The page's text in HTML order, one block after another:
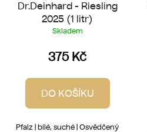
Dr.Deinhard - Riesling
2025 (1 litr)
Skladem
375 Kč
DO KOŠÍKU
Pfalz | bílé, suché | Osvědčený